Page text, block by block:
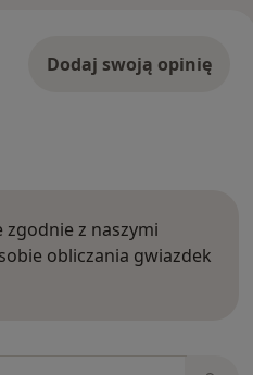
Dodaj swoją opinię
z naszymi
obliczania gwiazdek